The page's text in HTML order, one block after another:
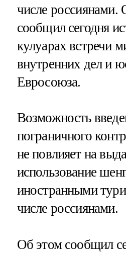
числе россиянами.
сообщил сегодня
кулуарах встречи
внутренних дел и
Евросоюза.
Возможность
пограничного
не повлияет на
использование
иностранными
числе россиянами.
Об этом сообщил